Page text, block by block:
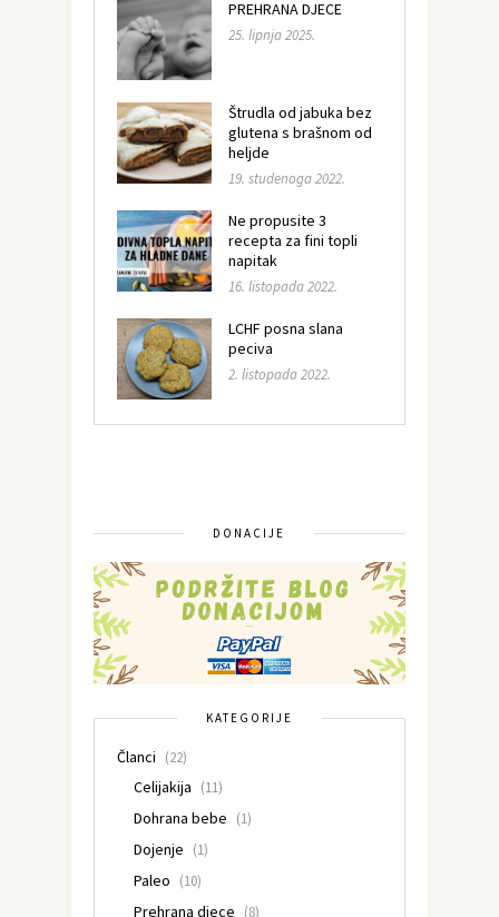
PREHRANA DJECE
25. lipnja 2025.
Štrudla od jabuka bez
glutena s brašnom od
heljde
19. studenoga 2022.
Ne propusite 3
recepta za fini topli
napitak
16. listopada 2022.
LCHF posna slana
peciva
2. listopada 2022.
DONACIJE
KATEGORIJE
Članci (22)
Celijakija (11)
Dohrana bebe (1)
Dojenje (1)
Paleo (10)
Prehrana djece (8)